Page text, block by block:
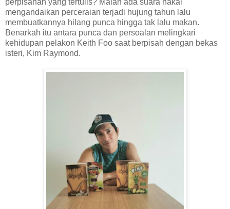
perpisahan yang tertulis? Malah ada suara nakal
mengandaikan perceraian terjadi hujung tahun lalu
membuatkannya hilang punca hingga tak lalu makan.
Benarkah itu antara punca dan persoalan melingkari
kehidupan pelakon Keith Foo saat berpisah dengan bekas
isteri, Kim Raymond.